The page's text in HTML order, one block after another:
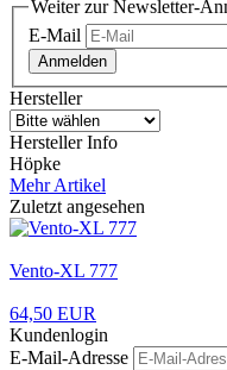
Weiter zur Newsletter-
E-Mail
Anmelden
Hersteller
Hersteller Info
Höpke
Mehr Artikel
Zuletzt angesehen
Vento-XL 777
64,50 EUR
Kundenlogin
E-Mail-Adresse